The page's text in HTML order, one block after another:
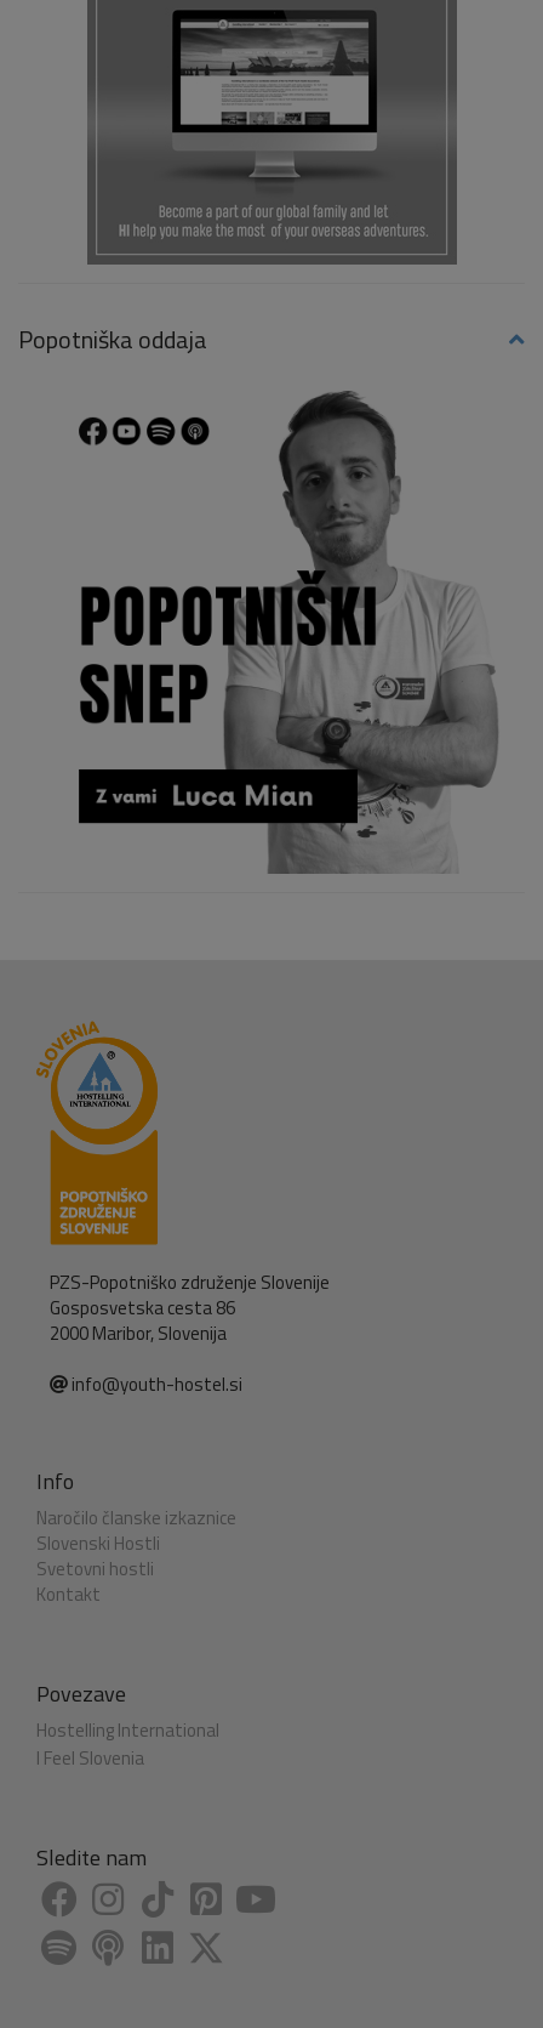
Popotniška oddaja
PZS-Popotniško združenje Slovenije
Gosposvetska cesta 86
2000 Maribor, Slovenija
info@youth-hostel.si
Info
Naročilo članske izkaznice
Slovenski Hostli
Svetovni hostli
Kontakt
Povezave
Hostelling International
I Feel Slovenia
Sledite nam